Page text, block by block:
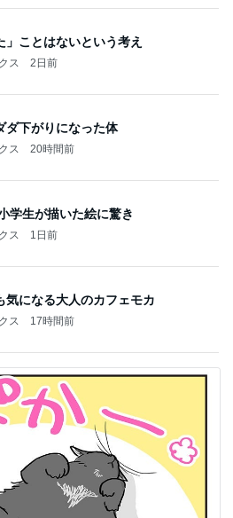
」ことはないという考え
ス 2日前
ダ下がりになった体
ス 20時間前
学生が描いた絵に驚き
ス 1日前
気になる大人のカフェモカ
ス 17時間前